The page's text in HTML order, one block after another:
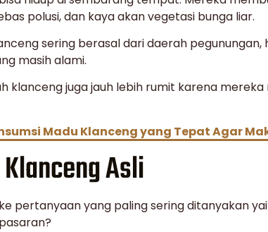
polusi, dan kaya akan vegetasi bunga liar.
sering berasal dari daerah pegunungan,
masih alami.
klanceng juga jauh lebih rumit karena mereka
Madu Klanceng yang Tepat Agar
Asli
pertanyaan yang paling sering ditanyakan